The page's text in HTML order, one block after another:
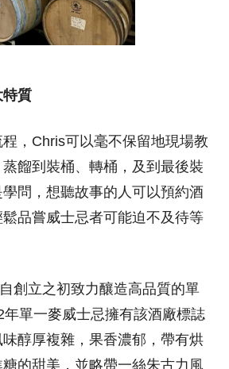
特質
，Chris可以毫不保留地現場教
餾到裝桶、轉桶，及到最後裝
問，想聽故事的人可以預約酒
品嘗威士忌者可能迫不及待等
創立之初致力釀造高品質的單
單一麥威士忌擁有該酒廠標誌
醇厚複雜，果香濃郁，帶有烘
的甜美，並略帶一絲朱古力風